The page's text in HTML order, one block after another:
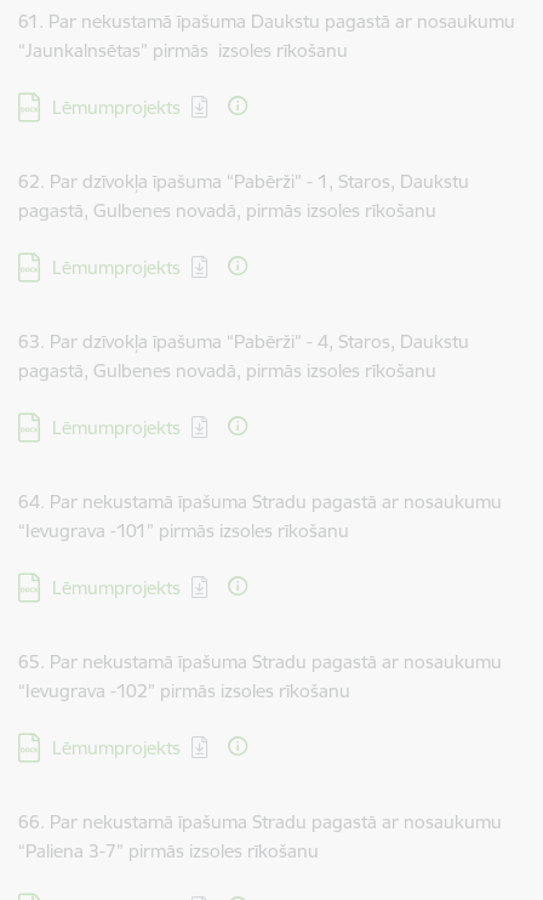
61. Par nekustamā īpašuma Daukstu pagastā ar nosaukumu
“Jaunkalnsētas” pirmās izsoles rīkošanu
Lejupielādēt:
Lēmumprojekts
62. Par dzīvokļa īpašuma “Pabērži” - 1, Staros, Daukstu
pagastā, Gulbenes novadā, pirmās izsoles rīkošanu
Lejupielādēt:
Lēmumprojekts
63. Par dzīvokļa īpašuma “Pabērži” - 4, Staros, Daukstu
pagastā, Gulbenes novadā, pirmās izsoles rīkošanu
Lejupielādēt:
Lēmumprojekts
64. Par nekustamā īpašuma Stradu pagastā ar nosaukumu
“Ievugrava -101” pirmās izsoles rīkošanu
Lejupielādēt:
Lēmumprojekts
65. Par nekustamā īpašuma Stradu pagastā ar nosaukumu
“Ievugrava -102” pirmās izsoles rīkošanu
Lejupielādēt:
Lēmumprojekts
66. Par nekustamā īpašuma Stradu pagastā ar nosaukumu
“Paliena 3-7” pirmās izsoles rīkošanu